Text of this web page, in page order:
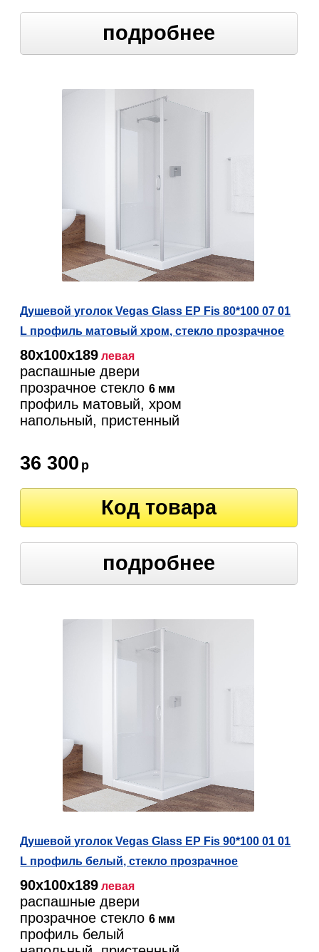
подробнее
Душевой уголок Vegas Glass EP Fis 80*100 07 01
L профиль матовый хром, стекло прозрачное
80х100х189 левая
распашные двери
прозрачное стекло6 мм
профиль матовый, хром
напольный, пристенный
36 300 р
Код товара
подробнее
Душевой уголок Vegas Glass EP Fis 90*100 01 01
L профиль белый, стекло прозрачное
90х100х189 левая
распашные двери
прозрачное стекло6 мм
профиль белый